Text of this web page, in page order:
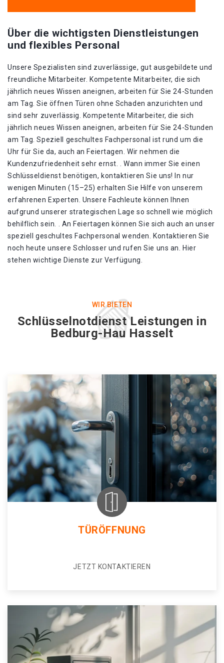
Über die wichtigsten Dienstleistungen
und flexibles Personal
Unsere Spezialisten sind zuverlässige, gut ausgebildete und
freundliche Mitarbeiter. Kompetente Mitarbeiter, die sich
jährlich neues Wissen aneignen, arbeiten für Sie 24-Stunden
am Tag. Sie öffnen Türen ohne Schaden anzurichten und
sind sehr zuverlässig. Kompetente Mitarbeiter, die sich
jährlich neues Wissen aneignen, arbeiten für Sie 24-Stunden
am Tag. Speziell geschultes Fachpersonal ist rund um die
Uhr für Sie da, auch an Feiertagen. Wir nehmen die
Kundenzufriedenheit sehr ernst. . Wann immer Sie einen
Schlüsseldienst benötigen, kontaktieren Sie uns! In nur
wenigen Minuten (15–25) erhalten Sie Hilfe von unserem
erfahrenen Experten. Unsere Fachleute können Ihnen
aufgrund unserer strategischen Lage so schnell wie möglich
behilflich sein. . An Feiertagen können Sie sich auch an unser
speziell geschultes Fachpersonal wenden. Kontaktieren Sie
noch heute unsere Schlosser und rufen Sie uns an. Hier
stehen wichtige Dienste zur Verfügung.
WIR BIETEN
Schlüsselnotdienst Leistungen in
Bedburg-Hau Hasselt
TÜRÖFFNUNG
JETZT KONTAKTIEREN